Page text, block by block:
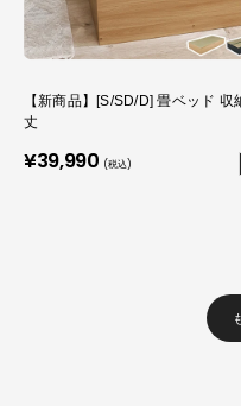
【新商品】[S/SD/D] 畳ベッド 収
丈
販
¥39,990 (税込)